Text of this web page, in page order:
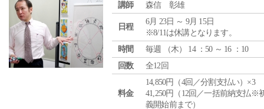
講師 森信 彰雄
日程
6月 23日 ～ 9月 15日
※8/11は休講となります。
時間
毎週 （木） 14 ：50 ～ 16 ：10
回数
全12回
料金
14,850円（4回／分割支払い）×3
41,250円（12回／一括前納支払※
義開始前まで）